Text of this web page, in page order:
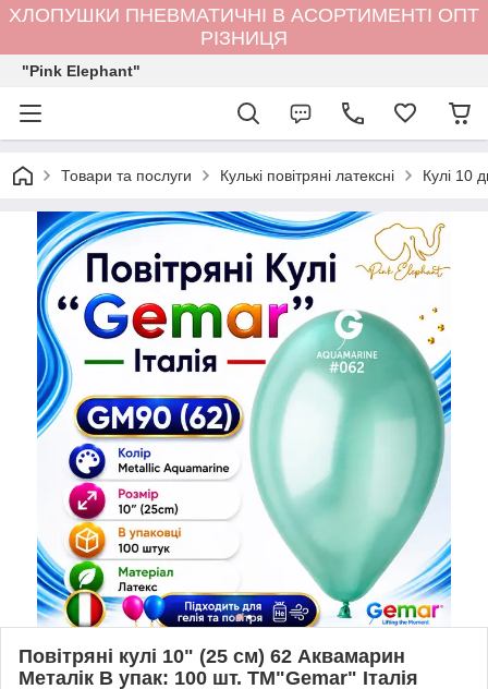
ХЛОПУШКИ ПНЕВМАТИЧНІ В АСОРТИМЕНТІ ОПТ
РІЗНИЦЯ
"Pink Elephant"
Товари та послуги Кулькi повітряні латексні Кулі 10
Повітряні кулі 10" (25 см) 62 Аквамарин
Металік В упак: 100 шт. ТМ"Gemar" Італія